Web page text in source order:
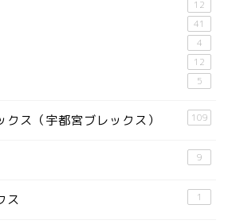
12
41
4
12
5
クス（宇都宮ブレックス） 109
9
ス 1